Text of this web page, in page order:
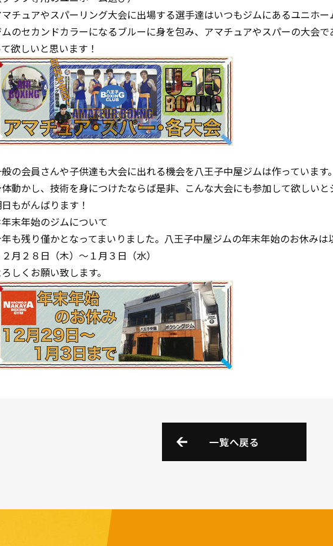
チュアやスパーリング大会に出場する選手達はいつもジムにあるユニホー
のセカンドカラーになるブルーに身を包み、アマチュアやスパーの大会
欲しいと思います！
の会員さんや子供達も大会に出れる機会を八王子中屋ジムは作っています。
動かし、技術を身につけたならば是非、こんな大会にも参加して欲しいと
もがんばります！
年末年始のジムについて
も残り僅かとなってまいりました。八王子中屋ジムの年末年始のお休みは
２月２８日（木）〜１月３日（水）
しくお願い致します。
一覧へ戻る